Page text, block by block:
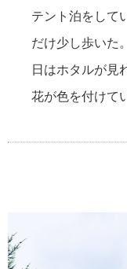
テント泊をして
だけ少し歩いた
日はホタルが見
花が色を付けて